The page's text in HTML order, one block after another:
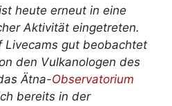
heute erneut in eine
Aktivität eingetreten.
Livecams gut beobachtet
den Vulkanologen des
Ätna-Observatorium
bereits in der